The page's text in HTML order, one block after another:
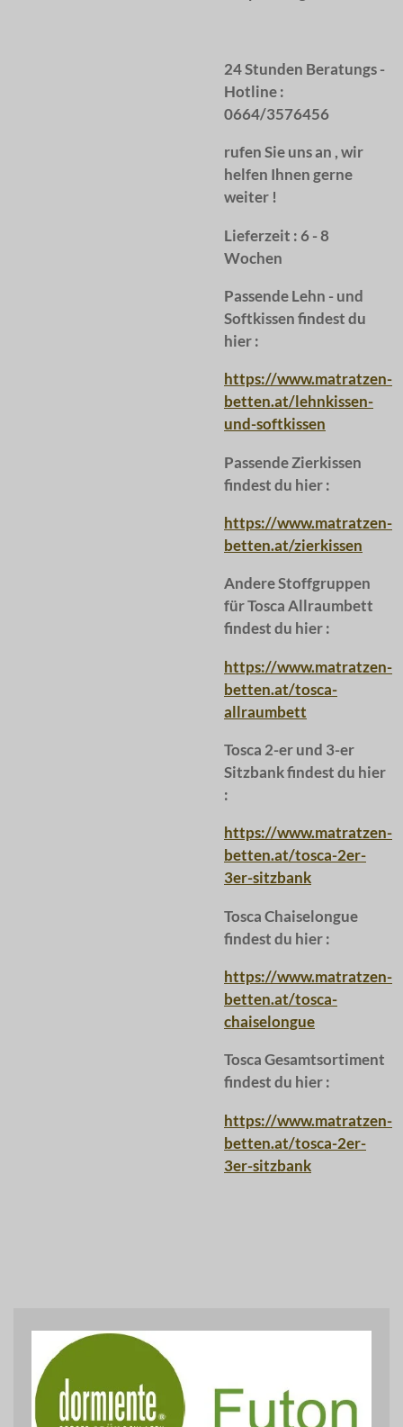
24 Stunden Beratungs -
Hotline :
0664/3576456
rufen Sie uns an , wir
helfen Ihnen gerne
weiter !
Lieferzeit : 6 - 8
Wochen
Passende Lehn - und
Softkissen findest du
hier :
https://www.matratzen-
betten.at/lehnkissen-
und-softkissen
Passende Zierkissen
findest du hier :
https://www.matratzen-
betten.at/zierkissen
Andere Stoffgruppen
für Tosca Allraumbett
findest du hier :
https://www.matratzen-
betten.at/tosca-
allraumbett
Tosca 2-er und 3-er
Sitzbank findest du hier
:
https://www.matratzen-
betten.at/tosca-2er-
3er-sitzbank
Tosca Chaiselongue
findest du hier :
https://www.matratzen-
betten.at/tosca-
chaiselongue
Tosca Gesamtsortiment
findest du hier :
https://www.matratzen-
betten.at/tosca-2er-
3er-sitzbank